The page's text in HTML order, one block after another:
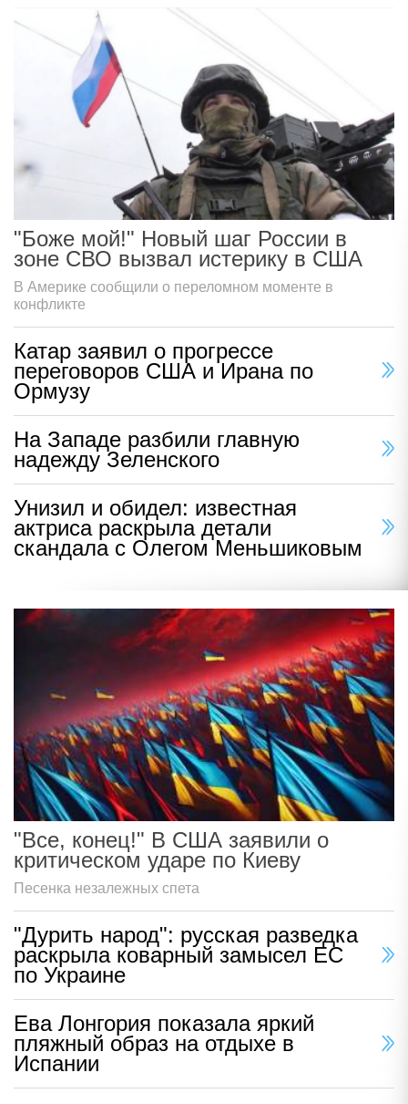
"Боже мой!" Новый шаг России в
зоне СВО вызвал истерику в США
В Америке сообщили о переломном моменте в
конфликте
Катар заявил о прогрессе
переговоров США и Ирана по
Ормузу
На Западе разбили главную
надежду Зеленского
Унизил и обидел: известная
актриса раскрыла детали
скандала с Олегом Меньшиковым
"Все, конец!" В США заявили о
критическом ударе по Киеву
Песенка незалежных спета
"Дурить народ": русская разведка
раскрыла коварный замысел ЕС
по Украине
Ева Лонгория показала яркий
пляжный образ на отдыхе в
Испании